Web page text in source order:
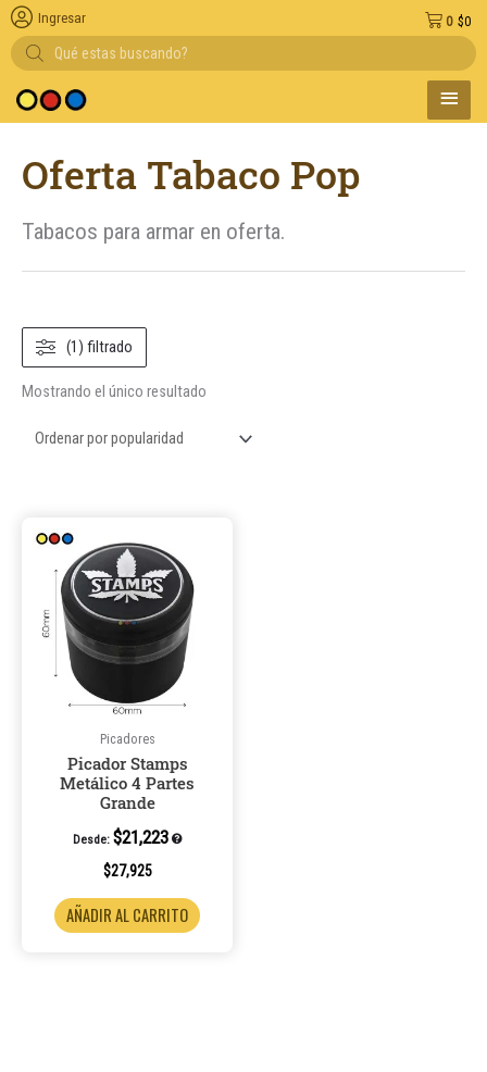
Búsqueda
de
productos
de pago
$0
0
Ingresar
MENÚ
Oferta Tabaco Pop
Tabacos para armar en oferta.
(1) filtrado
Mostrando el único resultado
Picadores
Picador Stamps
Metálico 4 Partes
Grande
Desde: $21,223
$27,925
AÑADIR AL CARRITO